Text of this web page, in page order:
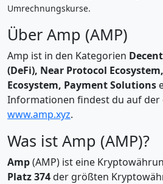
Umrechnungskurse.
Über Amp (AMP)
Amp ist in den Kategorien
(DeFi), Near Protocol
Ecosystem, Payment Solutions
Informationen findest du auf der
www.amp.xyz.
Was ist Amp (AMP)?
Amp(AMP) ist eine
Platz 374der größten